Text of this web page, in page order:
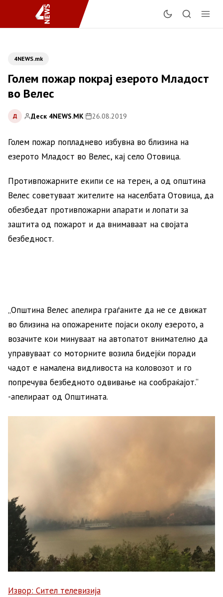
4NEWS.mk
Голем пожар покрај езерото Младост
во Велес
Д Деск 4NEWS.MK| 26.08.2019
Голем пожар попладнево избувна во близина на
езерото Младост во Велес, кај село Отовица.
Противпожарните екипи се на терен, а од општина
Велес советуваат жителите на населбата Отовица, да
обезбедат противпожарни апарати и лопати за
заштита од пожарот и да внимаваат на својата
безбедност.
„Општина Велес апелира граѓаните да не се движат
во близина на опожарените појаси околу езерото, а
возачите кои минуваат на автопатот внимателно да
управуваат со моторните возила бидејќи поради
чадот е намалена видливоста на коловозот и го
попречува безбедното одвивање на сообраќајот.“
-апелираат од Општината.
Извор: Сител телевизија